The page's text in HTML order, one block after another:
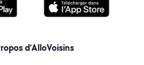
d’AlloVoisins